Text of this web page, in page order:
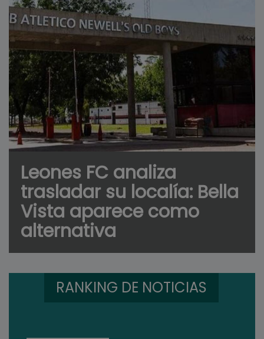
Leones FC analiza
trasladar su localía: Bella
Vista aparece como
alternativa
RANKING DE NOTICIAS